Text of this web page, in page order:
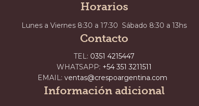
Horarios
Lunes a Viernes 8:30 a 17:30 Sábado 8:30 a 13hs
Contacto
TEL: 0351 4215447
WHATSAPP: +54 351 3211511
EMAIL: ventas@crespoargentina.com
Información adicional